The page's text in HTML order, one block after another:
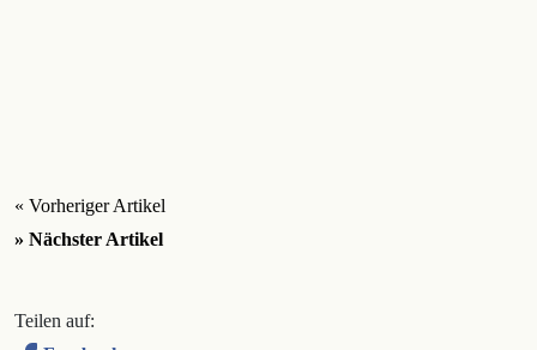
« Vorheriger Artikel
» Nächster Artikel
Teilen auf: